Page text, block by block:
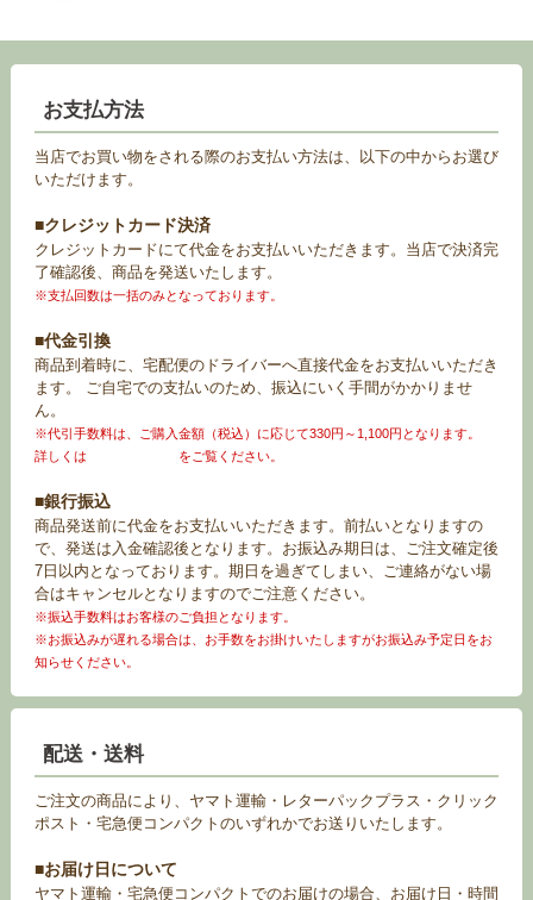
お支払方法
当店でお買い物をされる際のお支払い方法は、以下の中からお選び
いただけます。
■クレジットカード決済
クレジットカードにて代金をお支払いいただきます。当店で決済完
了確認後、商品を発送いたします。
※支払回数は一括のみとなっております。
■代金引換
商品到着時に、宅配便のドライバーへ直接代金をお支払いいただき
ます。 ご自宅での支払いのため、振込にいく手間がかかりませ
ん。
※代引手数料は、ご購入金額（税込）に応じて330円～1,100円となります。
詳しくは
をご覧ください。
■銀行振込
商品発送前に代金をお支払いいただきます。前払いとなりますの
で、発送は入金確認後となります。お振込み期日は、ご注文確定後
7日以内となっております。期日を過ぎてしまい、ご連絡がない場
合はキャンセルとなりますのでご注意ください。
※振込手数料はお客様のご負担となります。
※お振込みが遅れる場合は、お手数をお掛けいたしますがお振込み予定日をお
知らせください。
配送・送料
ご注文の商品により、ヤマト運輸・レターパックプラス・クリック
ポスト・宅急便コンパクトのいずれかでお送りいたします。
■お届け日について
ヤマト運輸・宅急便コンパクトでのお届けの場合、お届け日・時間